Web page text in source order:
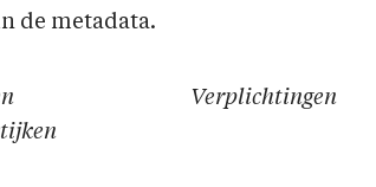
de metadata.
Verplichtingen